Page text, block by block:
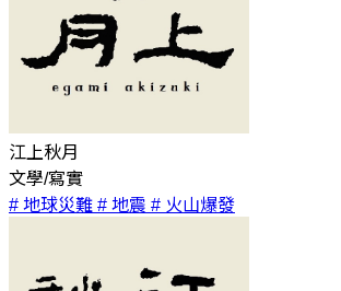
江上秋月
文學/寫實
# 地球災難 # 地震 # 火山爆發